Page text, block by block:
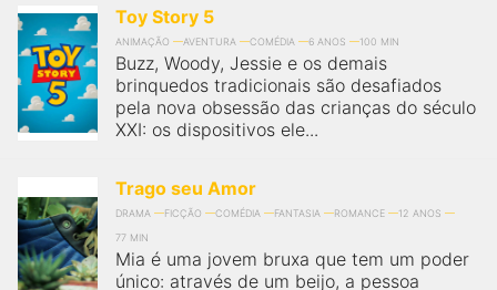
Toy Story 5
ANIMAÇÃO AVENTURA COMÉDIA 6 ANOS 100 MIN
Buzz, Woody, Jessie e os demais
brinquedos tradicionais são desafiados
pela nova obsessão das crianças do século
XXI: os dispositivos ele...
Trago seu Amor
DRAMA FICÇÃO COMÉDIA FANTASIA ROMANCE
12 ANOS
77 MIN
Mia é uma jovem bruxa que tem um poder
único: através de um beijo, a pessoa